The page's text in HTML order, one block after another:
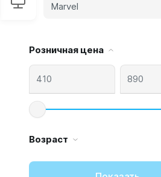
Marvel
Розничная цена
Возраст